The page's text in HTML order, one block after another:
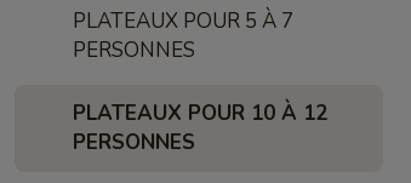
PLATEAUX POUR 5 À 7
PERSONNES
PLATEAUX POUR 10 À 12
PERSONNES